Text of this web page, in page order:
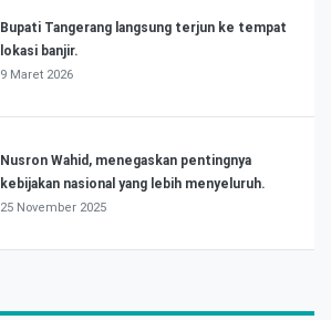
Bupati Tangerang langsung terjun ke tempat
lokasi banjir.
9 Maret 2026
Nusron Wahid, menegaskan pentingnya
kebijakan nasional yang lebih menyeluruh.
25 November 2025